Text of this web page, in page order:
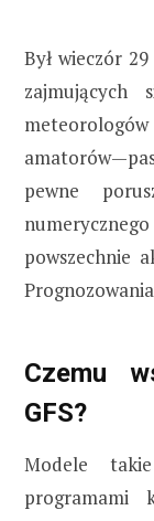
Był wieczór
zajmujących
pewne
powszechnie
Czemu
GFS?
Modele
programami